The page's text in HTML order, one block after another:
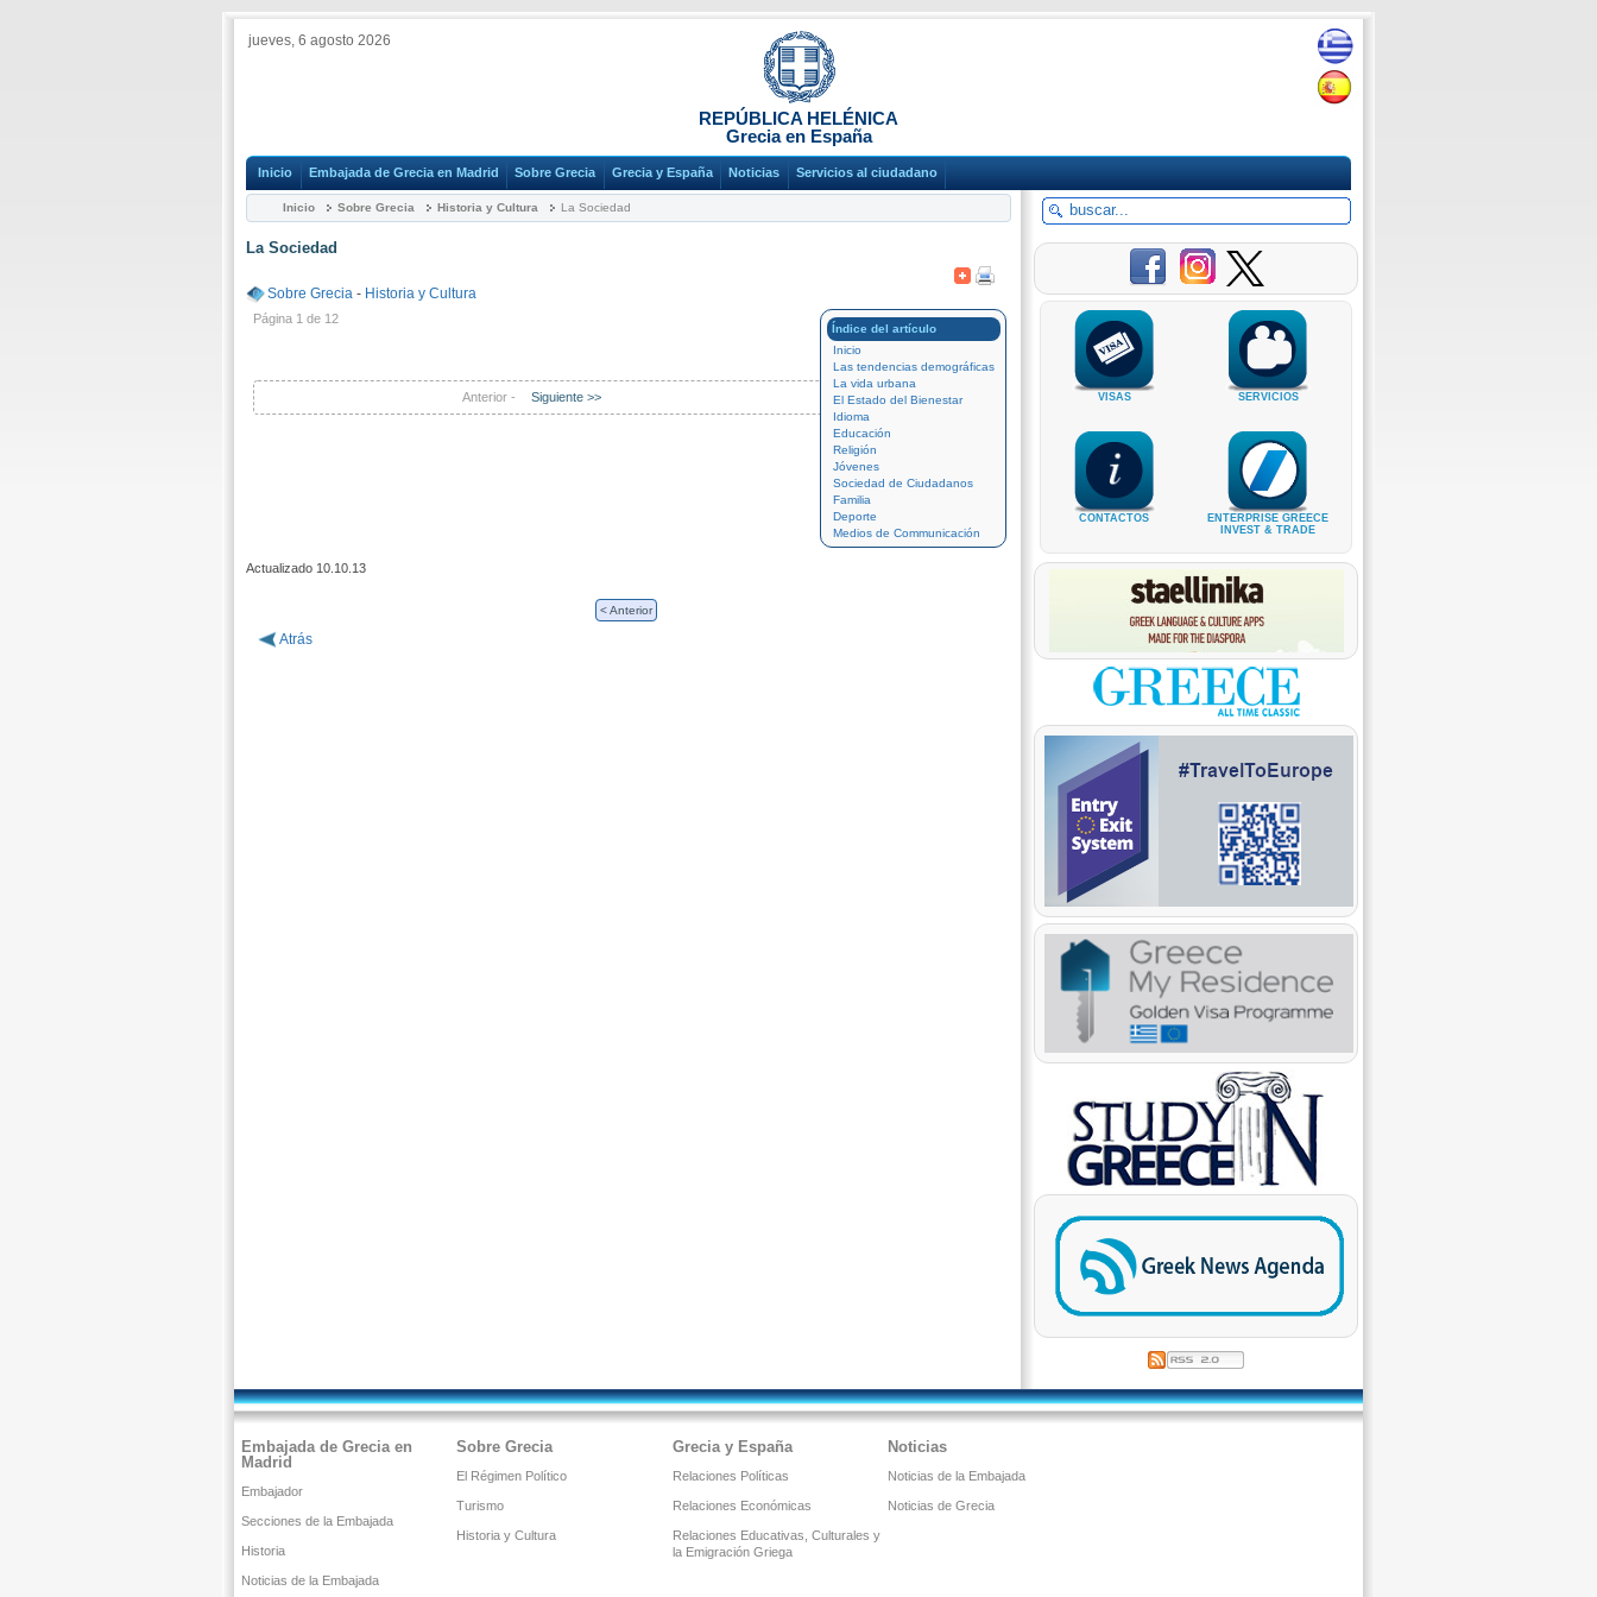
jueves, 6 agosto 2026
REPÚBLICA HELÉNICA
Grecia en España
Inicio Embajada de Grecia en Madrid Sobre Grecia Grecia y España Noticias Servicios al ciudadano
Inicio Sobre Grecia Historia y Cultura La Sociedad
La Sociedad
Sobre Grecia - Historia y Cultura
Índice del artículo
Inicio
Las tendencias demográficas
La vida urbana
El Estado del Bienestar
Idioma
Educación
Religión
Jóvenes
Sociedad de Ciudadanos
Familia
Deporte
Medios de Communicación
Página 1 de 12
Anterior - Siguiente >>
Actualizado 10.10.13
< Anterior
Atrás
VISAS SERVICIOS
CONTACTOS
ENTERPRISE GREECE
INVEST & TRADE
Embajada de Grecia en
Madrid
Embajador
Secciones de la Embajada
Historia
Noticias de la Embajada
Sobre Grecia
El Régimen Político
Turismo
Historia y Cultura
Grecia y España
Relaciones Políticas
Relaciones Económicas
Relaciones Educativas, Culturales y
la Emigración Griega
Noticias
Noticias de la Embajada
Noticias de Grecia